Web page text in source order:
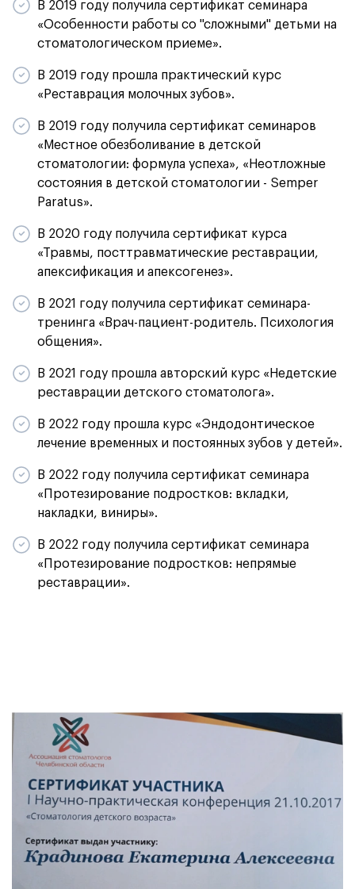
В 2019 году получила сертификат семинара
«Особенности работы со "сложными" детьми на
стоматологическом приеме».
В 2019 году прошла практический курс
«Реставрация молочных зубов».
В 2019 году получила сертификат семинаров
«Местное обезболивание в детской
стоматологии: формула успеха», «Неотложные
состояния в детской стоматологии - Semper
Paratus».
В 2020 году получила сертификат курса
«Травмы, посттравматические реставрации,
апексификация и апексогенез».
В 2021 году получила сертификат семинара-
тренинга «Врач-пациент-родитель. Психология
общения».
В 2021 году прошла авторский курс «Недетские
реставрации детского стоматолога».
В 2022 году прошла курс «Эндодонтическое
лечение временных и постоянных зубов у детей».
В 2022 году получила сертификат семинара
«Протезирование подростков: вкладки,
накладки, виниры».
В 2022 году получила сертификат семинара
«Протезирование подростков: непрямые
реставрации».